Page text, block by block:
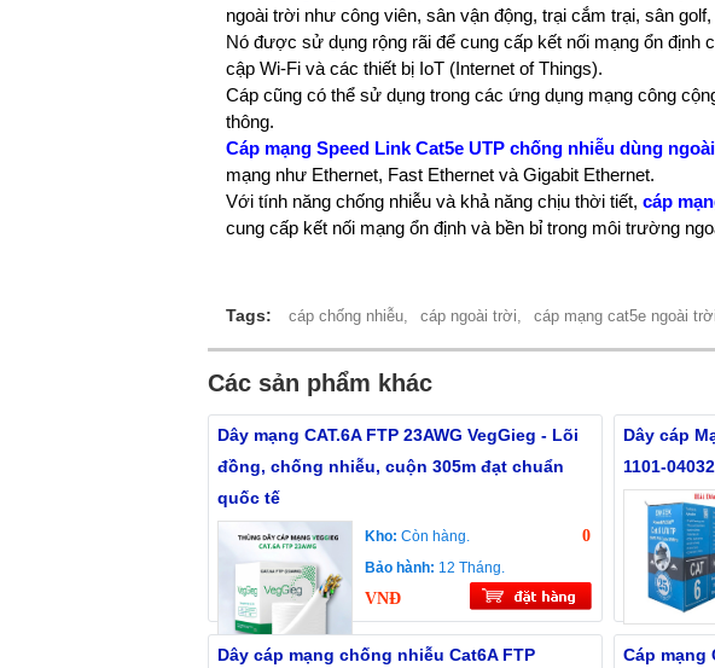
ngoài trời như công viên, sân vận động, trại cắm trại, sân
Nó được sử dụng rộng rãi để cung cấp kết nối mạng ổn định
cập Wi-Fi và các thiết bị IoT (Internet of Things).
Cáp cũng có thể sử dụng trong các ứng dụng mạng công
thông.
Cáp mạng Speed ​​Link Cat5e UTP chống nhiễu dùng
mạng như Ethernet, Fast Ethernet và Gigabit Ethernet.
Với tính năng chống nhiễu và khả năng chịu thời tiết, cáp
cung cấp kết nối mạng ổn định và bền bỉ trong môi trường
Tags: cáp chống nhiễu, cáp ngoài trời, cáp mạng cat5e ngoài
Các sản phẩm khác
Dây mạng CAT.6A FTP 23AWG VegGieg - Lõi
đồng, chống nhiễu, cuộn 305m đạt chuẩn
quốc tế
Kho: Còn hàng.
Bảo hành: 12 Tháng.
0
VNĐ
Dây cáp
1101-
Dây cáp mạng chống nhiễu Cat6A FTP
Cáp mạng